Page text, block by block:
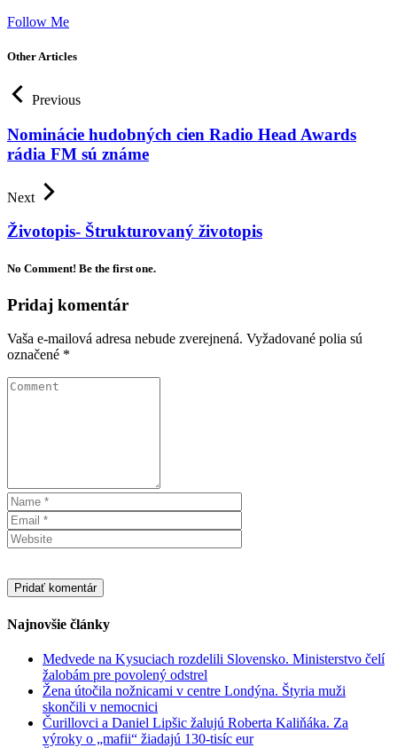
Follow Me
Other Articles
Previous
Nominácie hudobných cien Radio Head Awards
rádia FM sú známe
Next
Životopis- Štrukturovaný životopis
No Comment! Be the first one.
Pridaj komentár
Vaša e-mailová adresa nebude zverejnená. Vyžadované polia sú
označené *
Najnovšie články
Medvede na Kysuciach rozdelili Slovensko. Ministerstvo čelí
žalobám pre povolený odstrel
Žena útočila nožnicami v centre Londýna. Štyria muži
skončili v nemocnici
Čurillovci a Daniel Lipšic žalujú Roberta Kaliňáka. Za
výroky o „mafii“ žiadajú 130-tisíc eur